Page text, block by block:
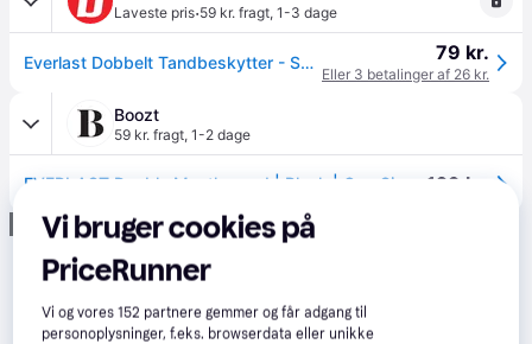
Laveste pris·59 kr. fragt, 1-3 dage
Everlast Dobbelt Tandbeskytter - Sort. 79 kr.
Eller 3 betalinger af 26 kr.
Boozt
59 kr. fragt, 1-2 dage
EVERLAST Double Mouthguard | Black | One Size 129 kr.
Annonce
Vi bruger cookies på
PriceRunner
Vi og vores152 partnere gemmer og får adgang til
personoplysninger, f.eks. browserdata eller unikke